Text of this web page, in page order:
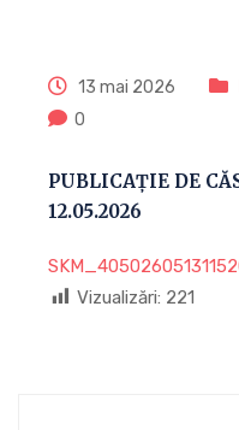
13 mai 2026
0
PUBLICAȚIE DE
12.05.2026
Vizualizări: 221